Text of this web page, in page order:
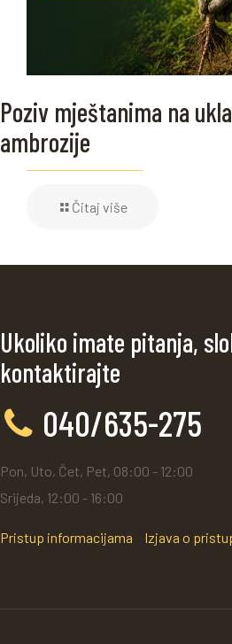
Poziv mještanima na
ambrozije
Čitaj više
Ukoliko imate pitanja,
kontaktirajte
040/635-275
Pon, Uto, Čet, Pet, 08:00 - 12:00
Srijeda, 12:00 - 16:00
Pristup informacijama Izjava o